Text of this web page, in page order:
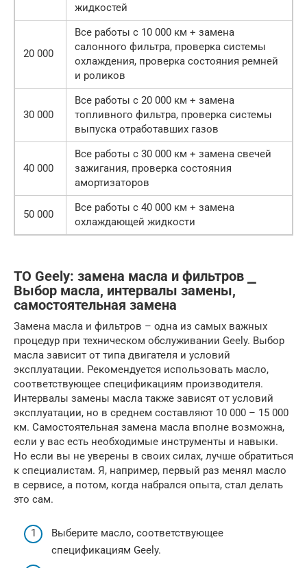
жидкостей
20 000
Все работы с 10 000 км + замена
салонного фильтра, проверка системы
охлаждения, проверка состояния ремней
и роликов
30 000
Все работы с 20 000 км + замена
топливного фильтра, проверка системы
выпуска отработавших газов
40 000
Все работы с 30 000 км + замена свечей
зажигания, проверка состояния
амортизаторов
50 000
Все работы с 40 000 км + замена
охлаждающей жидкости
ТО Geely: замена масла и фильтров ⎯
Выбор масла, интервалы замены,
самостоятельная замена
Замена масла и фильтров – одна из самых важных
процедур при техническом обслуживании Geely. Выбор
масла зависит от типа двигателя и условий
эксплуатации. Рекомендуется использовать масло,
соответствующее спецификациям производителя.
Интервалы замены масла также зависят от условий
эксплуатации, но в среднем составляют 10 000 – 15 000
км. Самостоятельная замена масла вполне возможна,
если у вас есть необходимые инструменты и навыки.
Но если вы не уверены в своих силах, лучше обратиться
к специалистам. Я, например, первый раз менял масло
в сервисе, а потом, когда набрался опыта, стал делать
это сам.
Выберите масло, соответствующее
спецификациям Geely.